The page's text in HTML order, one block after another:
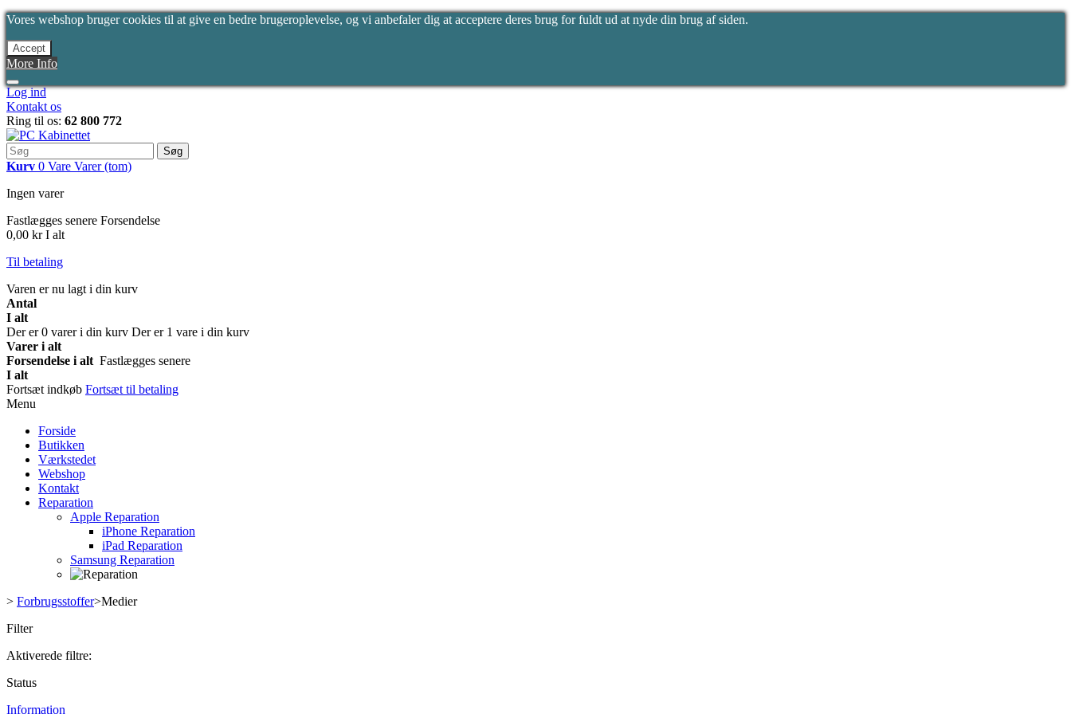
Vores webshop bruger cookies til at give en bedre brugeroplevelse, og vi anbefaler dig at acceptere deres brug for fuldt ud at nyde din brug af siden.
Accept
More Info
Log ind
Kontakt os
Ring til os: 62 800 772
Søg
Kurv 0 Vare Varer (tom)
Ingen varer
Fastlægges senere Forsendelse
0,00 kr I alt
Til betaling
Varen er nu lagt i din kurv
Antal
I alt
Der er0 varer i din kurv Der er 1 vare i din kurv
Varer i alt
Forsendelse i alt Fastlægges senere
I alt
Fortsæt indkøb Fortsæt til betaling
Menu
Forside
Butikken
Værkstedet
Webshop
Kontakt
Reparation
Apple Reparation
iPhone Reparation
iPad Reparation
Samsung Reparation
> Forbrugsstoffer>Medier
Filter
Aktiverede filtre:
Status
Information